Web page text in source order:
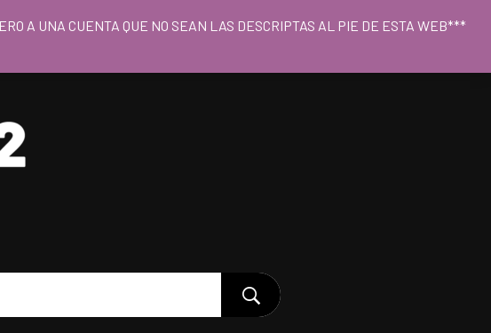
A UNA CUENTA QUE NO SEAN LAS DESCRIPTAS AL PIE DE ESTA WEB***